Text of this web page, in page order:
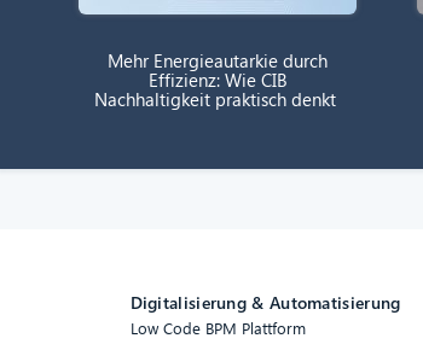
Mehr Energieautarkie durch
Effizienz: Wie CIB
Nachhaltigkeit praktisch denkt
Digitalisierung & Automatisierung
Low Code BPM Plattform